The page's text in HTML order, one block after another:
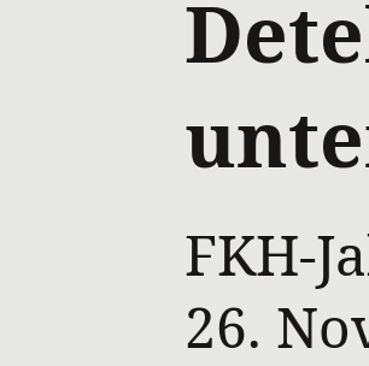
FKH-
26.